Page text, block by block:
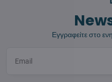
Εγγραφείτε στο